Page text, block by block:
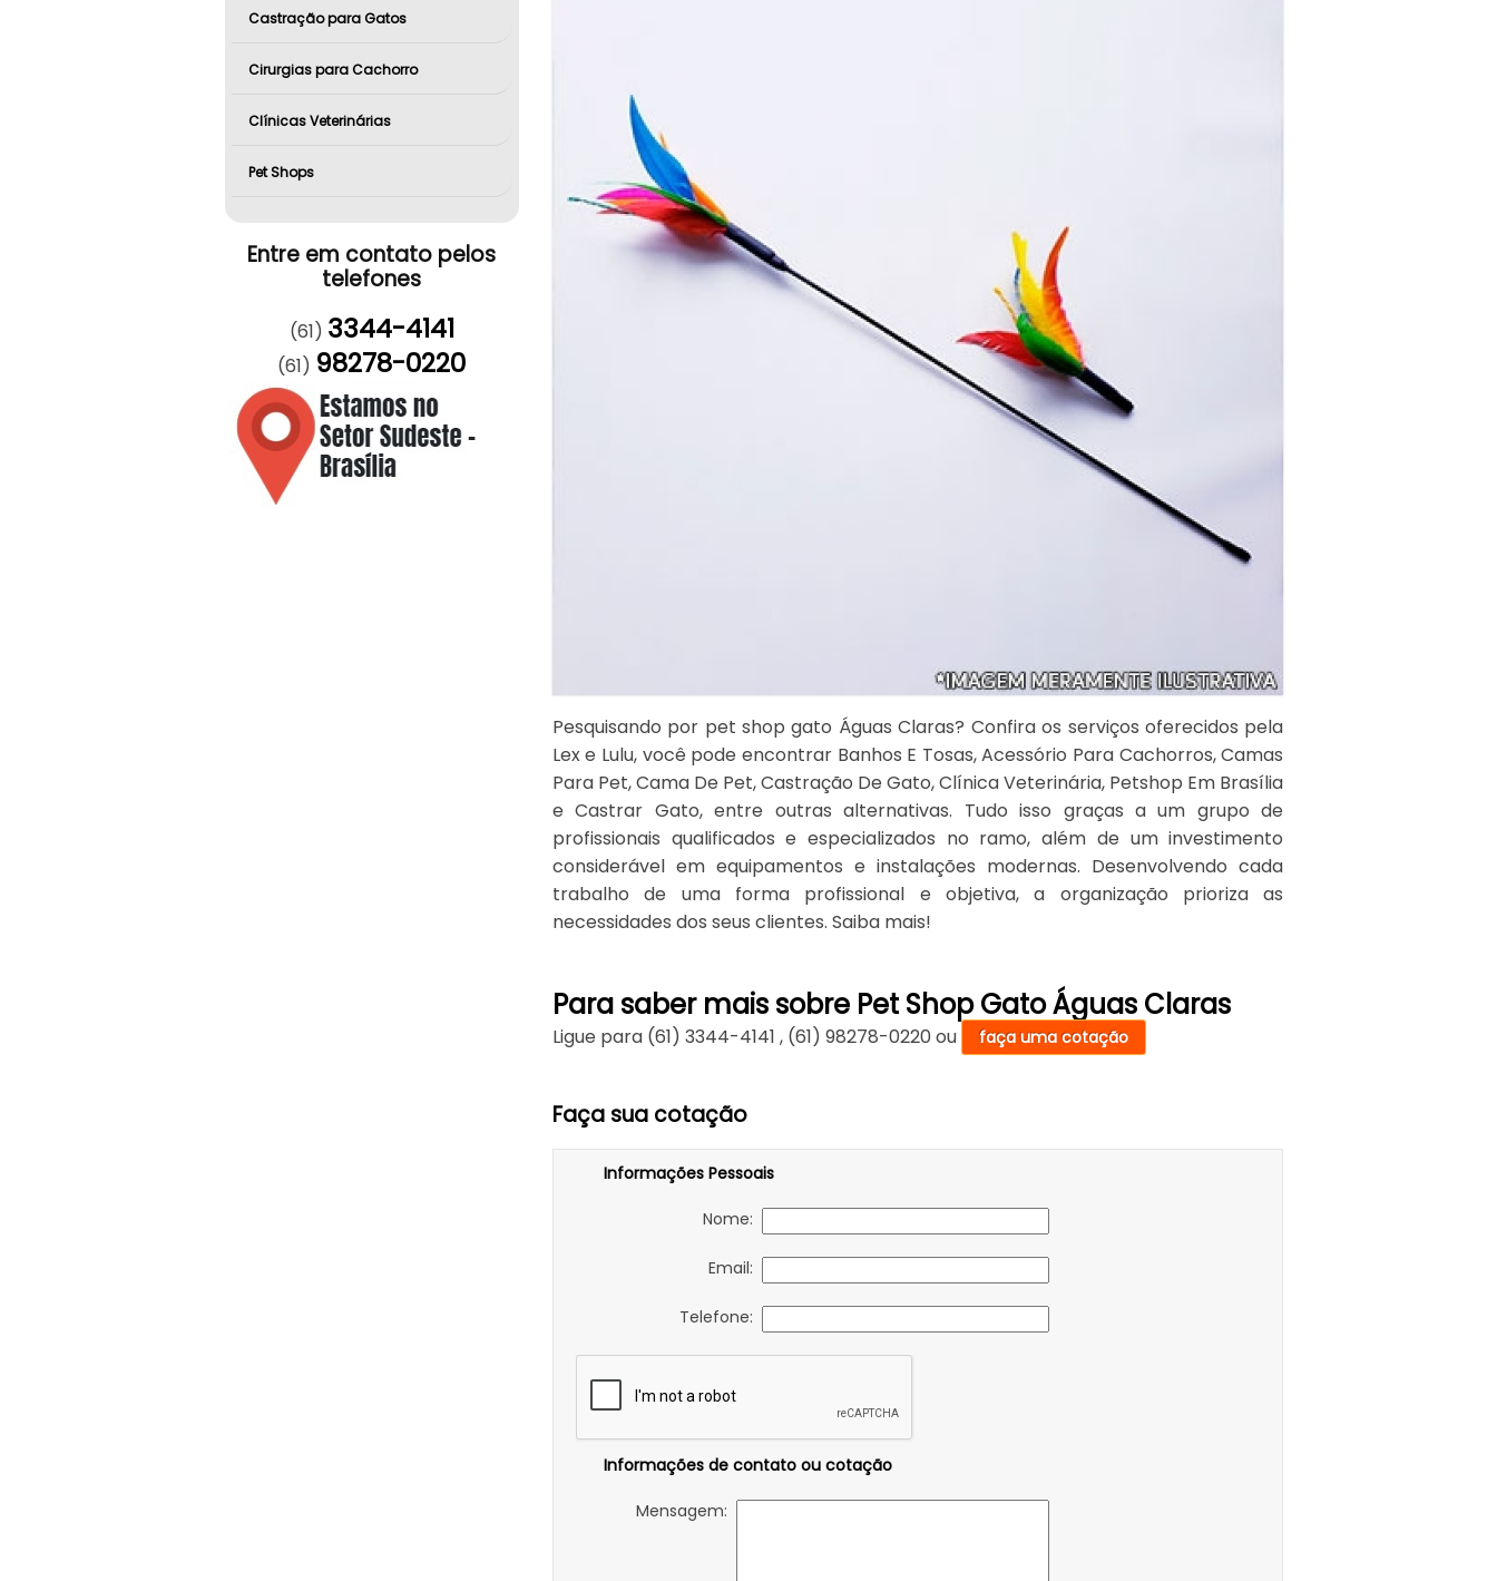
Castração para Gatos
Cirurgias para Cachorro
Clínicas Veterinárias
Pet Shops
Entre em contato pelos
telefones
(61) 3344-4141
(61) 98278-0220
Pesquisando por pet shop gato Águas Claras? Confira os serviços oferecidos pela
Lex e Lulu, você pode encontrar Banhos E Tosas, Acessório Para Cachorros, Camas
Para Pet, Cama De Pet, Castração De Gato, Clínica Veterinária, Petshop Em Brasília
e Castrar Gato, entre outras alternativas. Tudo isso graças a um grupo de
profissionais qualificados e especializados no ramo, além de um investimento
considerável em equipamentos e instalações modernas. Desenvolvendo cada
trabalho de uma forma profissional e objetiva, a organização prioriza as
necessidades dos seus clientes. Saiba mais!
Para saber mais sobre Pet Shop Gato Águas Claras
Ligue para (61) 3344-4141 , (61) 98278-0220 ou faça uma cotação
Faça sua cotação
Informações Pessoais
Nome:
Email:
Telefone:
Informações de contato ou cotação
Mensagem: